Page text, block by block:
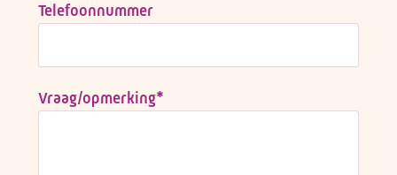
Telefoonnummer
Vraag/opmerking*